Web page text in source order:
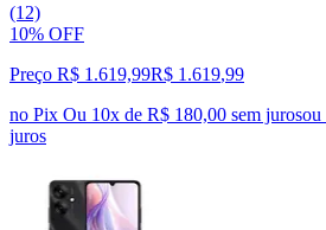
(12)
10% OFF
Preço R$ 1.619,99R$ 1.619,99
no Pix Ou 10x de R$ 180,00 sem jurosou
juros